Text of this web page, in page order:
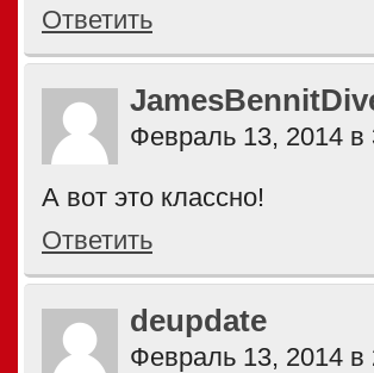
Ответить
Февраль 13, 2014 в
А вот это классно!
Ответить
deupdate
Февраль 13, 2014 в